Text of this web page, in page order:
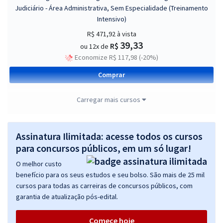
Judiciário - Área Administrativa, Sem Especialidade (Treinamento
Intensivo)
R$ 471,92à vista
ou 12x de R$ 39,33
Economize R$ 117,98 (-20%)
Comprar
TRF 1ª Região - Tribunal Regional Federal da 1ª Região - Analista
Judiciário - Área de Apoio Especializado - Especialidade:
Contabilidade
R$ 479,99à vista
ou 12x de
R$ 40,00
Economize R$ 120,00 (-20%)
Comprar
Carregar mais cursos
Assinatura Ilimitada: acesse todos os cursos
para concursos públicos, em um só lugar!
O melhor custo
benefício para os seus estudos e seu bolso. São mais de 25 mil
cursos para todas as carreiras de concursos públicos, com
garantia de atualização pós-edital.
Comece hoje